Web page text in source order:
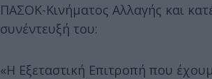
ΠΑΣΟΚ-Κινήματος Αλλαγής και
συνέντευξή του:
«Η Εξεταστική Επιτροπή που